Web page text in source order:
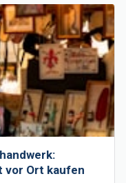
vor Ort kaufen